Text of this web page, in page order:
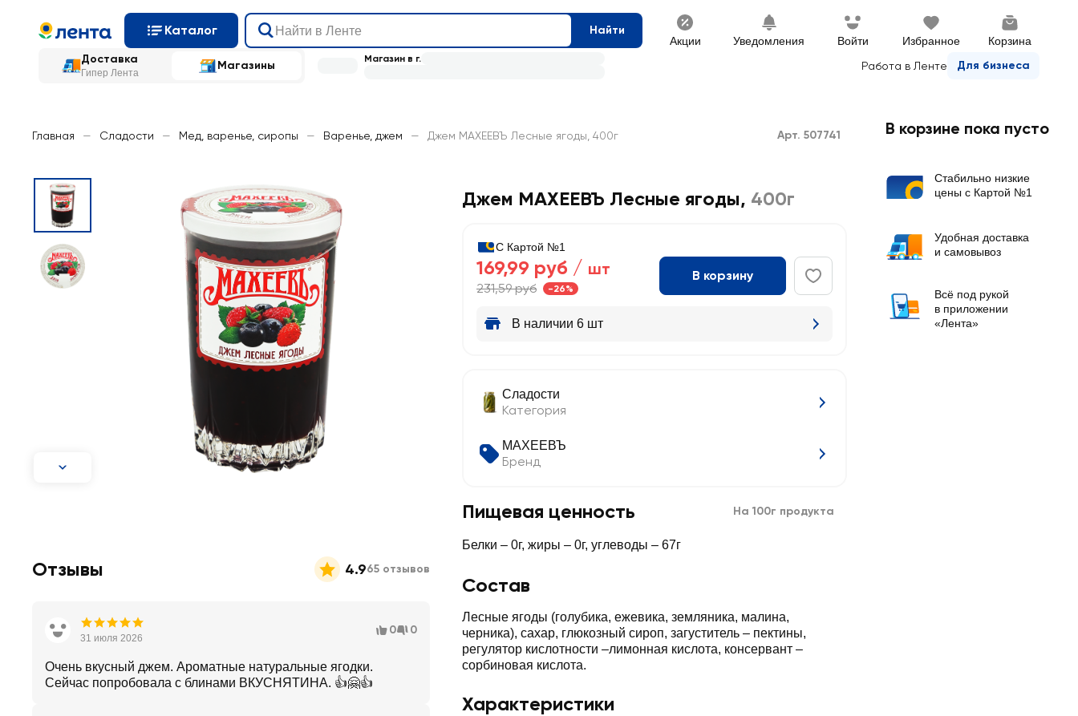
Каталог Найти
Акции Уведомления Войти Избранное Корзина
Доставка
Гипер Лента
Магазины Работа в Ленте Для бизнеса
Магазин в г.
Главная — Сладости — Мед, варенье, сиропы — Варенье, джем — Джем МАХЕЕВЪ Лесные ягоды, 400г Арт. 507741
Джем МАХЕЕВЪ Лесные ягоды, 400г
С Картой №1
169,99 руб / шт
231,59 руб -26%
В корзину
В наличии 6 шт
Сладости
Категория
МАХЕЕВЪ
Бренд
Пищевая ценность На 100г продукта
Белки – 0г, жиры – 0г, углеводы – 67г
Состав
Лесные ягоды (голубика, ежевика, земляника, малина,
черника), сахар, глюкозный сироп, загуститель – пектины,
регулятор кислотности –лимонная кислота, консервант –
сорбиновая кислота.
Характеристики
Отзывы 4.965 отзывов
31 июля 2026
0 0
Очень вкусный джем. Ароматные натуральные ягодки.
Сейчас попробовала с блинами ВКУСНЯТИНА. 👍🤗👍
В корзине пока пусто
Стабильно низкие
цены с Картой №1
Удобная доставка
и самовывоз
Всё под рукой
в приложении
«Лента»